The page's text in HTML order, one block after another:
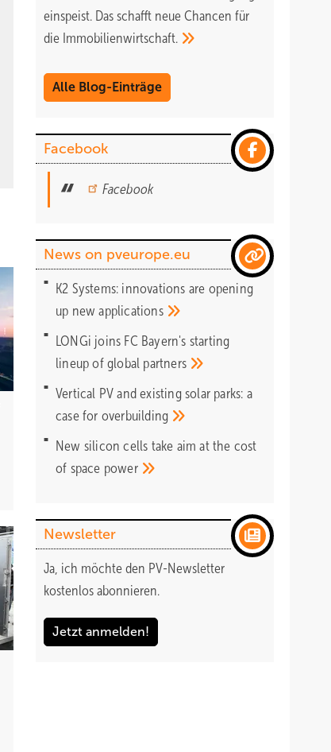
einspeist. Das schafft neue Chancen für
die Immobilienwirtschaft.
Alle Blog-Einträge
Facebook
Facebook
News on pveurope.eu
K2 Systems: innovations are opening
up newapplications
LONGi joins FC Bayern's starting
lineup of global partners
Vertical PV and existing solar parks: a
case for overbuilding
New silicon cells take aim at the cost
of space power
Newsletter
Ja, ich möchte den PV-Newsletter
kostenlos abonnieren.
Jetzt anmelden!